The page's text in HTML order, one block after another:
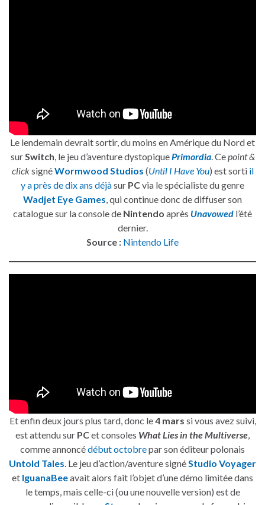
Le lendemain devrait sortir, du moins en Amérique du Nord et
surSwitch, le jeu d’aventure dystopiquePrimordia. Cepoint &
clicksignéWormwood Studios (Until I Have You) est sorti il
y a près de dix ans déjàsur PCvia le spécialiste du genre
Wadjet Eye Games, qui continue donc de diffuser son
catalogue sur la console de Nintendo après Unavowed l’été
dernier.
Source : Nintendo Life
Et enfin deux jours plus tard, donc le4 mars si vous avez suivi,
est attendu sur PCet consoles What Lies in the Multiverse,
comme annoncédébut octobrepar son éditeur polonais
Untold Tales. Le jeu d’action/aventure signéStudio Voyager
et IguanaBeeavait alors fait l’objet d’une démo limitée dans
le temps, mais celle-ci (ou une nouvelle version) est de